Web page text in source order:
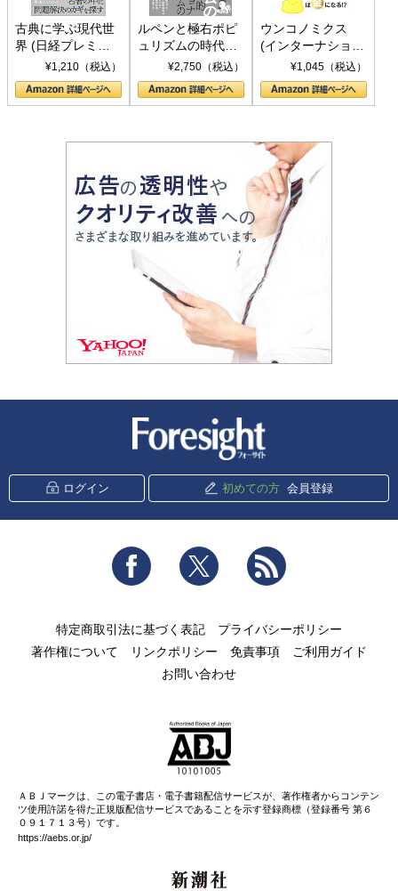
古典に学ぶ現代世
界 (日経プレミア
シリーズ)¥1,210（税込）
ルペンと極右ポピ
ュリズムの時代：
〈ヤヌス〉の二つ
の顔
¥2,750（税込）
ウンコノミクス
(インターナショナ
ル新書)¥1,045（税込）
ログイン 初めての方 会員登録
Facebook Twitter
特定商取引法に基づく表記
プライバシーポリシー
著作権について
リンクポリシー 免責事項
ご利用ガイド
お問い合わせ
ＡＢＪマークは、この電子書店・電子書籍配信サービスが、著作権者からコンテン
ツ使用許諾を得た正規版配信サービスであることを示す登録商標（登録番号 第６
０９１７１３号）です。
https://aebs.or.jp/